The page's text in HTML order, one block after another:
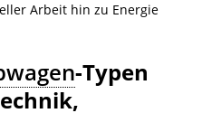
Arbeit hin zu Energie
-Typen